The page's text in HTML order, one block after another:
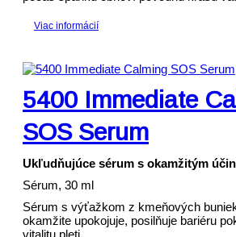
Viac informácií
5400 Immediate
SOS Serum
Ukľudňujúce sérum s okamžitým
Sérum, 30 ml
Sérum s výťažkom z kmeňových
okamžite upokojuje, posilňuje bariéru
vitalitu pleti.